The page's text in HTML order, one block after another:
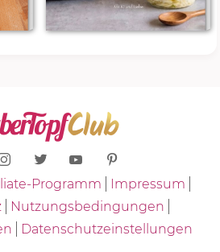
Programm
Impressum
Nutzungsbedingungen
Datenschutzeinstellungen